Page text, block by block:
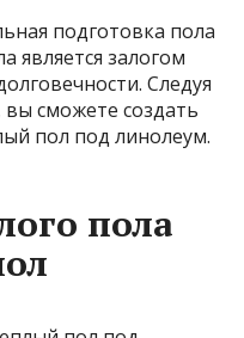
подготовка пола
является залогом
Следуя
сможете создать
пол под линолеум.
пола